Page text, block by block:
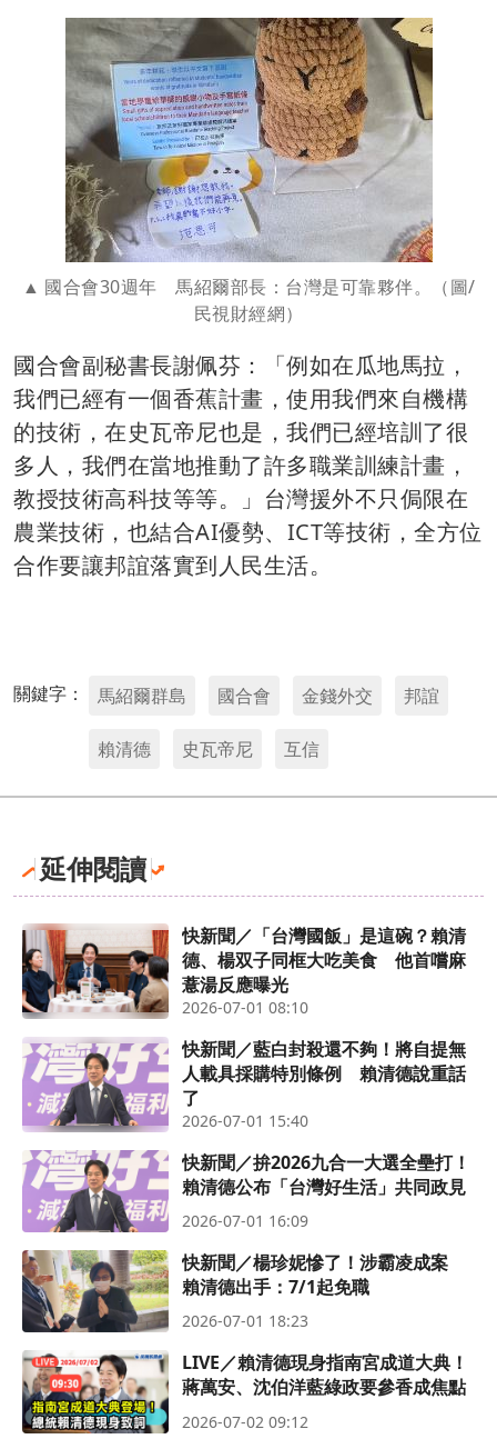
國合會30週年 馬紹爾部長：台灣是可靠夥伴。（圖/
民視財經網）
國合會副秘書長謝佩芬：「例如在瓜地馬拉，
我們已經有一個香蕉計畫，使用我們來自機構
的技術，在史瓦帝尼也是，我們已經培訓了很
多人，我們在當地推動了許多職業訓練計畫，
教授技術高科技等等。」台灣援外不只侷限在
農業技術，也結合AI優勢、ICT等技術，全方位
合作要讓邦誼落實到人民生活。
關鍵字： 馬紹爾群島 國合會 金錢外交 邦誼
賴清德 史瓦帝尼 互信
延伸閱讀
快新聞／「台灣國飯」是這碗？賴清
德、楊双子同框大吃美食 他首嚐麻
薏湯反應曝光
2026-07-01 08:10
快新聞／藍白封殺還不夠！將自提無
人載具採購特別條例 賴清德說重話
了
2026-07-01 15:40
快新聞／拚2026九合一大選全壘打！
賴清德公布「台灣好生活」共同政見
2026-07-01 16:09
快新聞／楊珍妮慘了！涉霸凌成案
賴清德出手：7/1起免職
2026-07-01 18:23
LIVE／賴清德現身指南宮成道大典！
蔣萬安、沈伯洋藍綠政要參香成焦點
2026-07-02 09:12